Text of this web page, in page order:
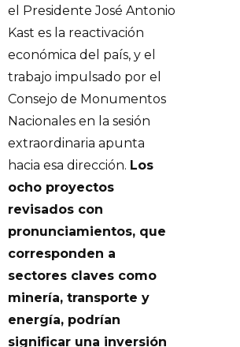
el Presidente José Antonio
Kast es la reactivación
económica del país, y el
trabajo impulsado por el
Consejo de Monumentos
Nacionales en la sesión
extraordinaria apunta
hacia esa dirección. Los
ocho proyectos
revisados con
pronunciamientos, que
corresponden a
sectores claves como
minería, transporte y
energía, podrían
significar una inversión